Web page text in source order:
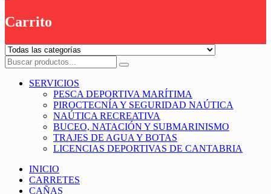
Carrito
SERVICIOS
PESCA DEPORTIVA MARÍTIMA
PIROCTECNÍA Y SEGURIDAD NAÚTICA
NAÚTICA RECREATIVA
BUCEO, NATACIÓN Y SUBMARINISMO
TRAJES DE AGUA Y BOTAS
LICENCIAS DEPORTIVAS DE CANTABRIA
INICIO
CARRETES
CAÑAS